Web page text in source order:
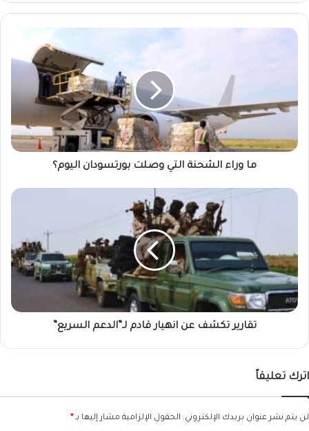
ما
بورتسودان
ما وراء الشحنة التي وصلت بورتسودان اليوم؟
تقارير
قادم
لـ”الدعم
السريع”
تقارير تكشف عن انهيار قادم لـ”الدعم السريع”
اترك تعليقاً
لن يتم نشر عنوان بريدك الإلكتروني. الحقول الإلزامية مشار إليها بـ*